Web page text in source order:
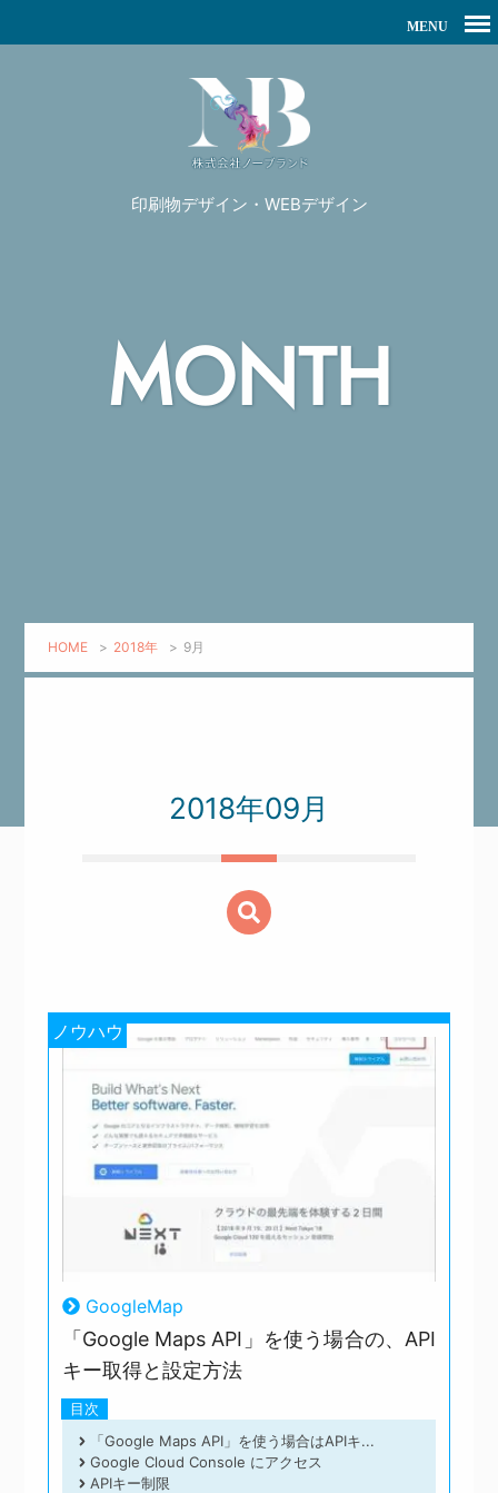
印刷物デザイン・WEBデザイン
MONTH
HOME > 2018年 > 9月
2018年09月
ノウハウ
GoogleMap
「Google Maps API」を使う場合の、API
キー取得と設定方法
目次
「Google Maps API」を使う場合はAPIキ...
Google Cloud Console にアクセス
APIキー制限